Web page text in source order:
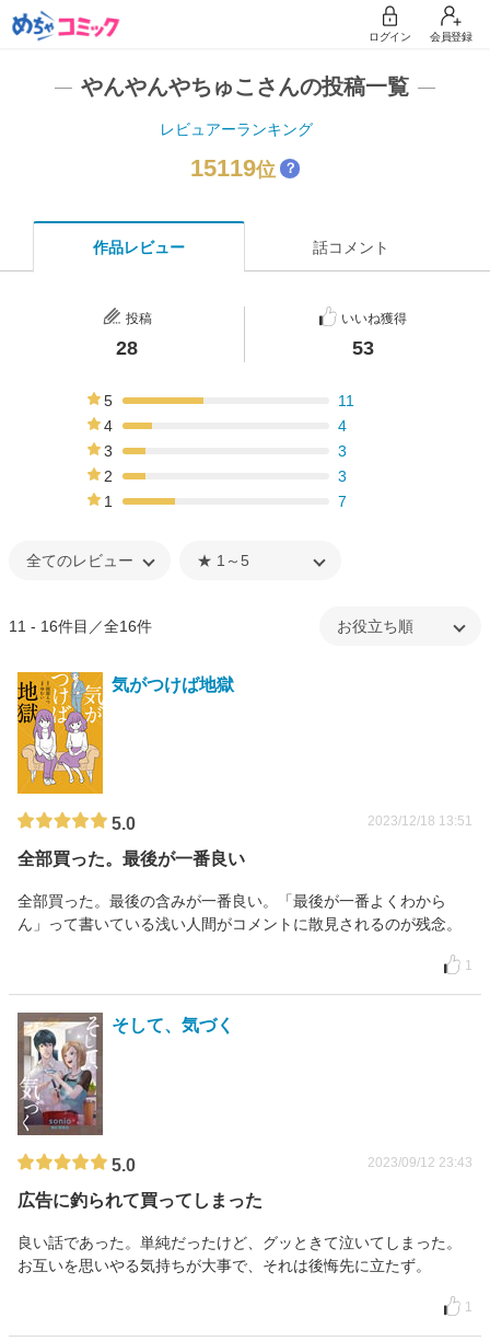
ログイン 会員登録
やんやんやちゅこさんの投稿一覧
レビュアーランキング
15119位 ？
作品レビュー 話コメント
投稿
28
いいね獲得
53
5
11
4
4
3
3
2
3
1
7
11 - 16件目／全16件
気がつけば地獄
5.0 2023/12/18 13:51
全部買った。最後が一番良い
全部買った。最後の含みが一番良い。「最後が一番よくわから
ん」って書いている浅い人間がコメントに散見されるのが残念。
1
そして、気づく
5.0 2023/09/12 23:43
広告に釣られて買ってしまった
良い話であった。単純だったけど、グッときて泣いてしまった。
お互いを思いやる気持ちが大事で、それは後悔先に立たず。
1